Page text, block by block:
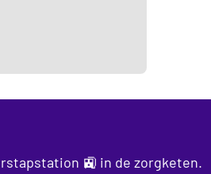
🚉 in de zorgketen.